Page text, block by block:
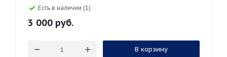
Есть в наличии (1)
3 000 руб.
В корзину